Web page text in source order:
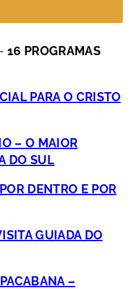
16 PROGRAMAS
PARA O CRISTO
– O MAIOR
DO SUL
DENTRO E POR
GUIADA DO
–